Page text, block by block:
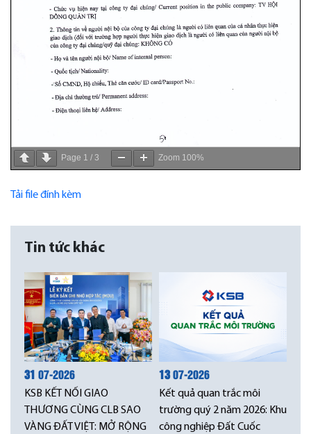
Page 1 / 3 Zoom 100%
Tải file đính kèm
Tin tức khác
31 07-2026
KSB KẾT NỐI GIAO
THƯƠNG CÙNG CLB SAO
VÀNG ĐẤT VIỆT: MỞ RỘNG
1307-2026
Kết quả quan trắc môi
trường quý 2 năm 2026: Khu
công nghiệp Đất Cuốc